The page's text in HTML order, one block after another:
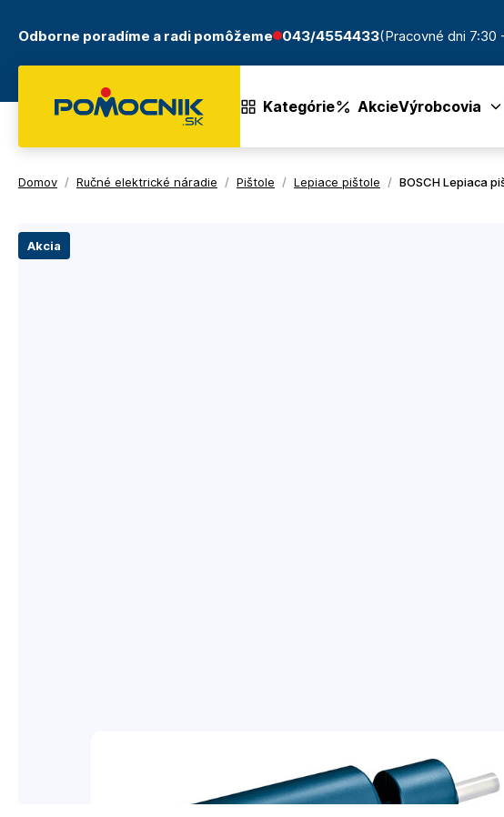
Odborne poradíme a radi pomôžeme 043/4554433(Pracovné dni 7:30
Kategórie AkcieVýrobcovia
Domov / Ručné elektrické náradie / Pištole / Lepiace pištole / BOSCH Lepiaca
Akcia